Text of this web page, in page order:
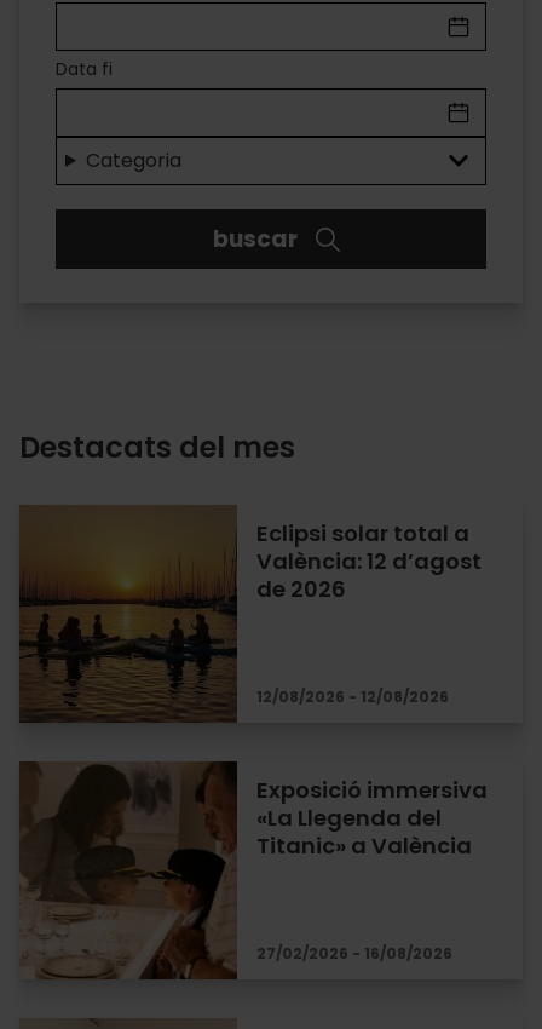
VALÈNCIA
Diversió
per
a
tots
Data fi
Categoria
buscar
Destacats del mes
Eclipsi solar total a
València: 12 d’agost
de 2026
12/08/2026 - 12/08/2026
Exposició immersiva
«La Llegenda del
Titanic» a València
27/02/2026 - 16/08/2026